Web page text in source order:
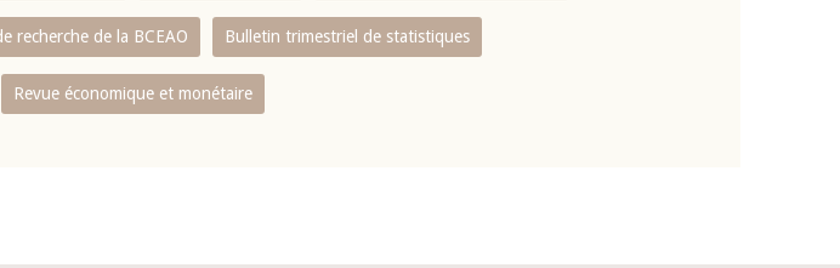
recherche de la BCEAO Bulletin trimestriel de statistiques
Revue économique et monétaire